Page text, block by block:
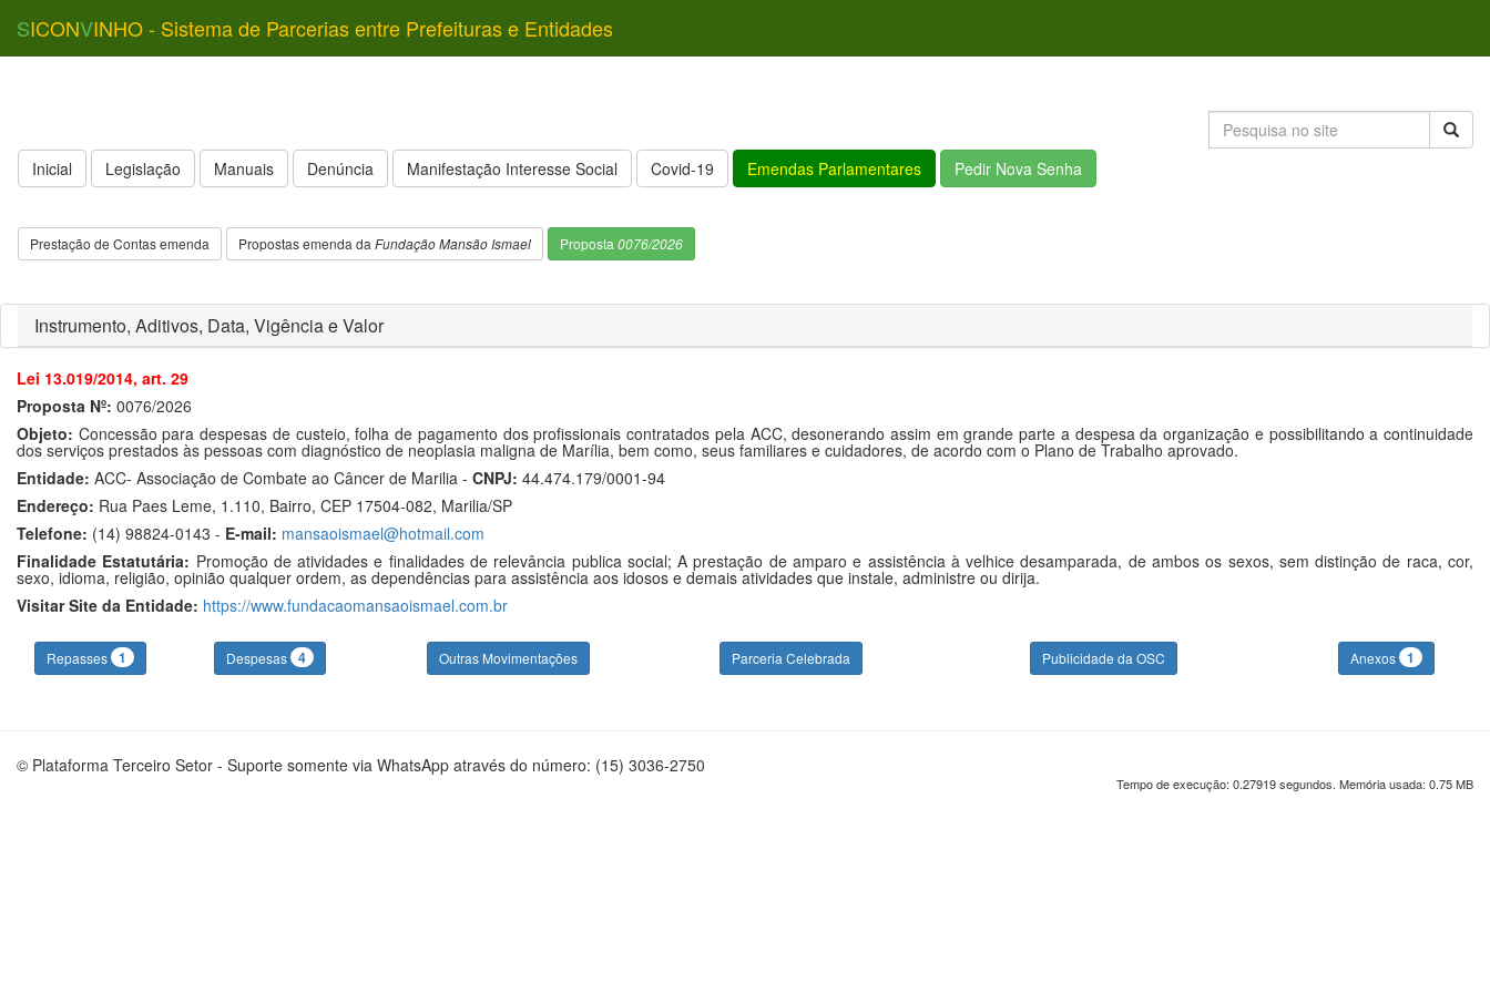
SICONVINHO - Sistema de Parcerias entre Prefeituras e Entidades
Inicial Legislação Manuais Denúncia Manifestação Interesse Social Covid-19 Emendas Parlamentares Pedir Nova Senha
Prestação de Contas emenda Propostas emenda da Fundação Mansão Ismael Proposta 0076/2026
Instrumento, Aditivos, Data, Vigência e Valor
Lei 13.019/2014, art. 29
Proposta Nº: 0076/2026
Objeto: Concessão para despesas de custeio, folha de pagamento dos profissionais contratados pela ACC, desonerando assim em grande parte a despesa da organização e possibilitando a continuidade
dos serviços prestados às pessoas com diagnóstico de neoplasia maligna de Marília, bem como, seus familiares e cuidadores, de acordo com o Plano de Trabalho aprovado.
Entidade: ACC- Associação de Combate ao Câncer de Marilia - CNPJ: 44.474.179/0001-94
Endereço: Rua Paes Leme, 1.110, Bairro, CEP 17504-082, Marilia/SP
Telefone: (14) 98824-0143 - E-mail: mansaoismael@hotmail.com
Finalidade Estatutária: Promoção de atividades e finalidades de relevância publica social; A prestação de amparo e assistência à velhice desamparada, de ambos os sexos, sem distinção de raca, cor,
sexo, idioma, religião, opinião qualquer ordem, as dependências para assistência aos idosos e demais atividades que instale, administre ou dirija.
Visitar Site da Entidade: https://www.fundacaomansaoismael.com.br
Repasses 1 Despesas 4 Outras Movimentações Parceria Celebrada Publicidade da OSC Anexos 1
© Plataforma Terceiro Setor - Suporte somente via WhatsApp através do número: (15) 3036-2750
Tempo de execução: 0.27919 segundos. Memória usada: 0.75 MB